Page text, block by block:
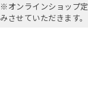
※オンラインショップ
みさせていただきます。